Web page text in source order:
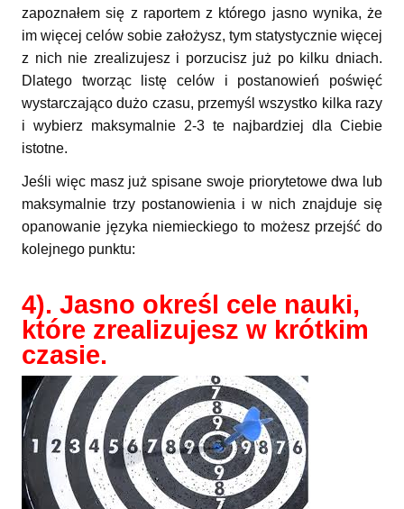
zapoznałem się z raportem z którego jasno wynika, że
im więcej celów sobie założysz, tym statystycznie więcej
z nich nie zrealizujesz i porzucisz już po kilku dniach.
Dlatego tworząc listę celów i postanowień poświęć
wystarczająco dużo czasu, przemyśl wszystko kilka razy
i wybierz maksymalnie 2-3 te najbardziej dla Ciebie
istotne.
Jeśli więc masz już spisane swoje priorytetowe dwa lub
maksymalnie trzy postanowienia i w nich znajduje się
opanowanie języka niemieckiego to możesz przejść do
kolejnego punktu:
4). Jasno określ cele nauki,
które zrealizujesz w krótkim
czasie.